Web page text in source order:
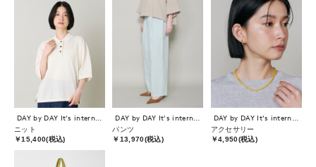
ニット
￥15,400(税込)
パンツ
￥13,970(税込)
アクセサリー
￥4,950(税込)